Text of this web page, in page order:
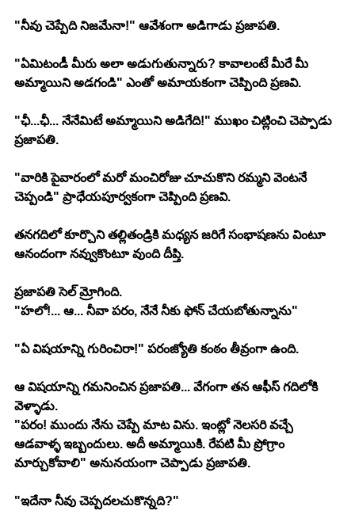
"నీవు చెప్పేది నిజమేనా!" ఆవేశంగా అడిగాడు ప్రజాపతి.
"ఏమిటండీ మీరు అలా అడుగుతున్నారు? కావాలంటే మీరే మీ
అమ్మాయిని అడగండి" ఎంతో అమాయకంగా చెప్పింది ప్రణవి.
"ఛీ...ఛీ... నేనేమిటే అమ్మాయిని అడిగేది!" ముఖం చిట్లించి చెప్పాడు
ప్రజాపతి.
"వారికి పైవారంలో మరో మంచిరోజు చూచుకొని రమ్మని వెంటనే
చెప్పండి" ప్రాధేయపూర్వకంగా చెప్పింది ప్రణవి.
తనగదిలో కూర్చొని తల్లితండ్రికి మధ్యన జరిగే సంభాషణను వింటూ
ఆనందంగా నవ్వుకొంటూ వుంది దీప్తి.
ప్రజాపతి సెల్ మ్రోగింది.
"హలో!... ఆ... నీవా పరం, నేనే నీకు ఫోన్ చేయబోతున్నాను"
"ఏ విషయాన్ని గురించిరా!" పరంజ్యోతి కంఠం తీవ్రంగా ఉంది.
ఆ విషయాన్ని గమనించిన ప్రజాపతి... వేగంగా తన ఆఫీస్ గదిలోకి
వెళ్ళాడు.
"పరం! ముందు నేను చెప్పే మాట విను. ఇంట్లో నెలసరి వచ్చే
ఆడవాళ్ళ ఇబ్బందులు. అదీ అమ్మాయికి. రేపటి మీ ప్రోగ్రాం
మార్చుకోవాలి" అనునయంగా చెప్పాడు ప్రజాపతి.
"ఇదేనా నీవు చెప్పదలచుకొన్నది?"